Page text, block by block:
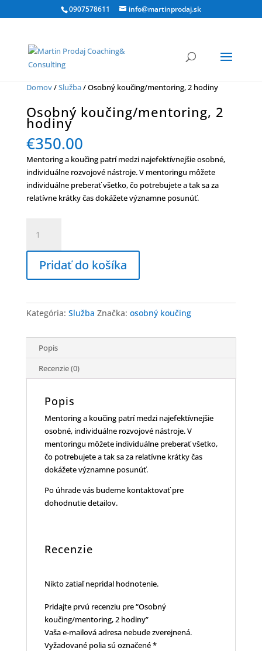
0907578611 info@martinprodaj.sk
Domov/Služba/ Osobný koučing/mentoring, 2 hodiny
Osobný koučing/mentoring, 2
hodiny
€350.00
Mentoring a koučing patrí medzi najefektívnejšie osobné,
individuálne rozvojové nástroje. V mentoringu môžete
individuálne preberať všetko, čo potrebujete a tak sa za
relatívne krátky čas dokážete významne posunúť.
Osobný
koučing/mentoring,
hodiny
Pridať do košíka
Kategória: Služba Značka: osobný koučing
Popis
Recenzie (0)
Popis
Mentoring a koučing patrí medzi najefektívnejšie
osobné, individuálne rozvojové nástroje. V
mentoringu môžete individuálne preberať všetko,
čo potrebujete a tak sa za relatívne krátky čas
dokážete významne posunúť.
Po úhrade vás budeme kontaktovať pre
dohodnutie detailov.
Recenzie
Nikto zatiaľ nepridal hodnotenie.
Pridajte prvú recenziu pre “Osobný
koučing/mentoring, 2 hodiny”
Vaša e-mailová adresa nebude zverejnená.
Vyžadované polia sú označené*